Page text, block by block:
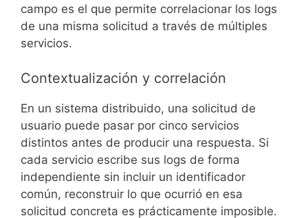
campo es el que permite correlacionar los logs
de una misma solicitud a través de múltiples
servicios.
Contextualización y correlación
En un sistema distribuido, una solicitud de
usuario puede pasar por cinco servicios
distintos antes de producir una respuesta. Si
cada servicio escribe sus logs de forma
independiente sin incluir un identificador
común, reconstruir lo que ocurrió en esa
solicitud concreta es prácticamente imposible.